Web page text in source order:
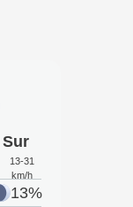
Sur
13-31
km/h
13%